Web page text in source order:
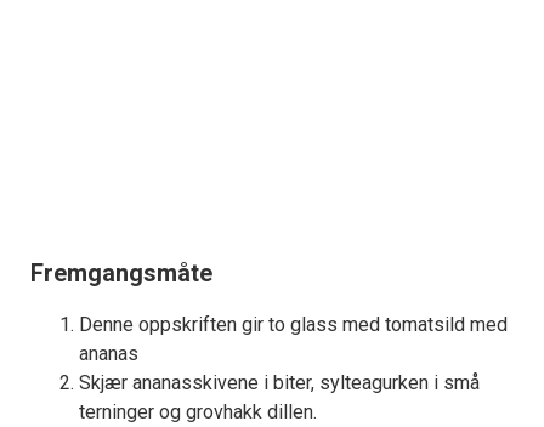
Fremgangsmåte
Denne oppskriften gir to glass med tomatsild med
ananas
Skjær ananasskivene i biter, sylteagurken i små
terninger og grovhakk dillen.